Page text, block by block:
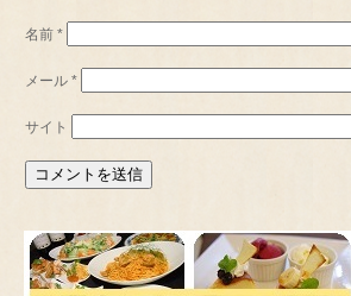
名前*
メール*
サイト